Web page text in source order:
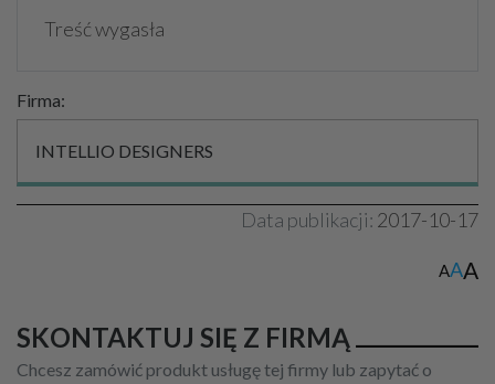
Treść wygasła
Firma:
INTELLIO DESIGNERS
Data publikacji: 2017-10-17
AAA
SKONTAKTUJ SIĘ Z FIRMĄ
Chcesz zamówić produkt usługę tej firmy lub zapytać o